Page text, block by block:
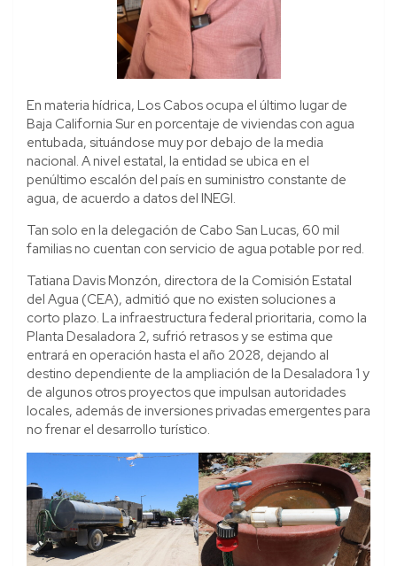
En materia hídrica, Los Cabos ocupa el último lugar de
Baja California Sur en porcentaje de viviendas con agua
entubada, situándose muy por debajo de la media
nacional. A nivel estatal, la entidad se ubica en el
penúltimo escalón del país en suministro constante de
agua, de acuerdo a datos del INEGI.
Tan solo en la delegación de Cabo San Lucas, 60 mil
familias no cuentan con servicio de agua potable por red.
Tatiana Davis Monzón, directora de la Comisión Estatal
del Agua (CEA), admitió que no existen soluciones a
corto plazo. La infraestructura federal prioritaria, como la
Planta Desaladora 2, sufrió retrasos y se estima que
entrará en operación hasta el año 2028, dejando al
destino dependiente de la ampliación de la Desaladora 1 y
de algunos otros proyectos que impulsan autoridades
locales, además de inversiones privadas emergentes para
no frenar el desarrollo turístico.